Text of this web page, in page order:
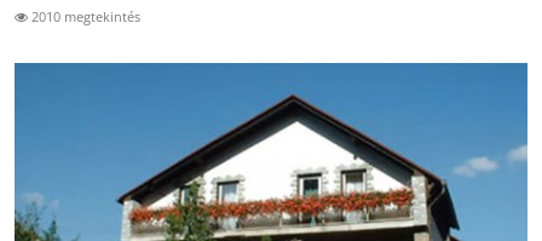
2010 megtekintés